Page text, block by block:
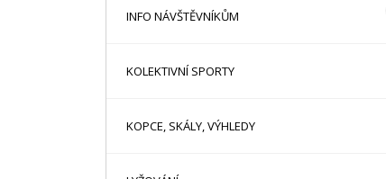
INFO NÁVŠTĚVNÍKŮM
KOLEKTIVNÍ SPORTY
KOPCE, SKÁLY, VÝHLEDY